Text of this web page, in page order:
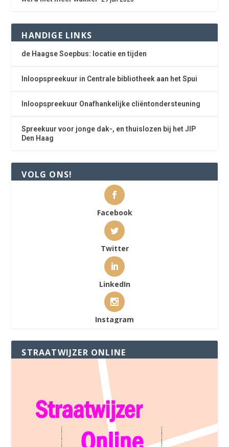
HANDIGE LINKS
de Haagse Soepbus: locatie en tijden
Inloopspreekuur in Centrale bibliotheek aan het Spui
Inloopspreekuur Onafhankelijke cliëntondersteuning
Spreekuur voor jonge dak-, en thuislozen bij het JIP
Den Haag
VOLG ONS!
Facebook
Twitter
LinkedIn
Instagram
STRAATWIJZER ONLINE